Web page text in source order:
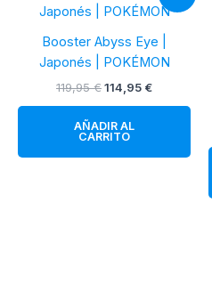
Booster Abyss Eye |
Japonés | POKÉMON
119,95€El
era:
114,95 €El
AÑADIR AL
CARRITO